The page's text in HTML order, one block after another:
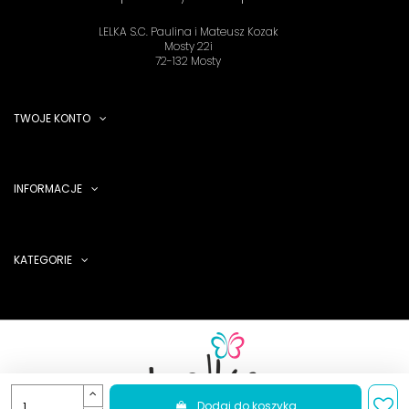
Dodaj do koszyka
LELKA S.C. Paulina i Mateusz Kozak
Mosty 22i
72-132 Mosty
TWOJE KONTO
INFORMACJE
KATEGORIE